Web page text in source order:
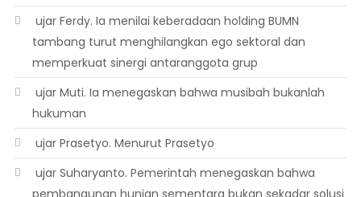
 ujar Ferdy. Ia menilai keberadaan holding BUMN
tambang turut menghilangkan ego sektoral dan
memperkuat sinergi antaranggota grup
 ujar Muti. Ia menegaskan bahwa musibah bukanlah
hukuman
 ujar Prasetyo. Menurut Prasetyo
 ujar Suharyanto. Pemerintah menegaskan bahwa
pembangunan hunian sementara bukan sekadar solusi